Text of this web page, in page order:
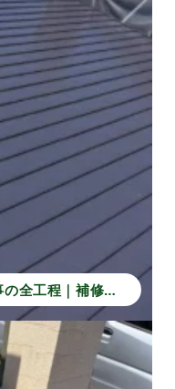
[桶川市 H様邸]外壁塗装工事の全工程｜補修から仕上げで長持ちする住まいへ！